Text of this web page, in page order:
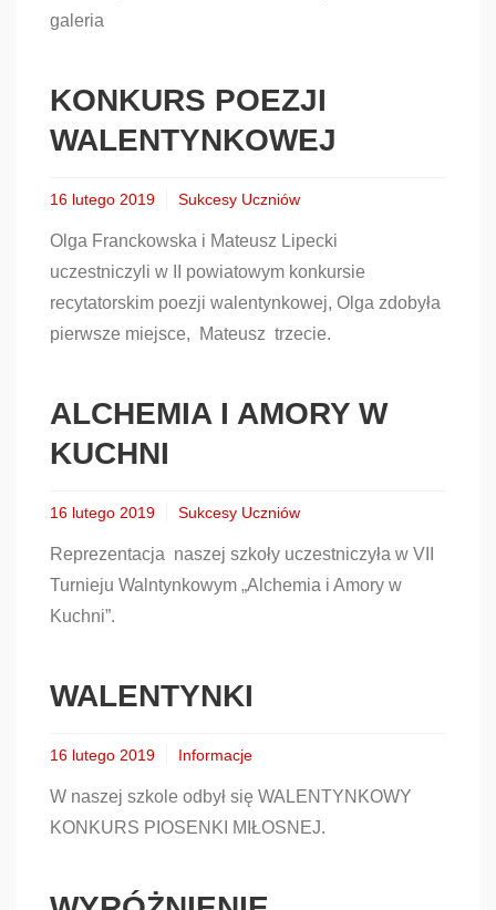
galeria
KONKURS POEZJI
WALENTYNKOWEJ
16 lutego 2019 Sukcesy Uczniów
Olga Franckowska i Mateusz Lipecki
uczestniczyli w II powiatowym konkursie
recytatorskim poezji walentynkowej, Olga zdobyła
pierwsze miejsce, Mateusz trzecie.
ALCHEMIA I AMORY W
KUCHNI
16 lutego 2019 Sukcesy Uczniów
Reprezentacja naszej szkoły uczestniczyła w VII
Turnieju Walntynkowym „Alchemia i Amory w
Kuchni”.
WALENTYNKI
16 lutego 2019 Informacje
W naszej szkole odbył się WALENTYNKOWY
KONKURS PIOSENKI MIŁOSNEJ.